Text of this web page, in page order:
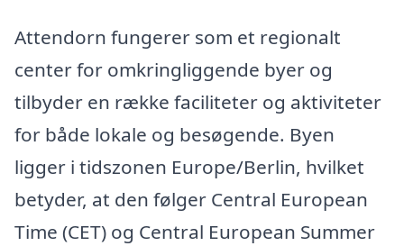
Attendorn fungerer som et regionalt
center for omkringliggende byer og
tilbyder en række faciliteter og aktiviteter
for både lokale og besøgende. Byen
ligger i tidszonen Europe/Berlin, hvilket
betyder, at den følger Central European
Time (CET) og Central European Summer